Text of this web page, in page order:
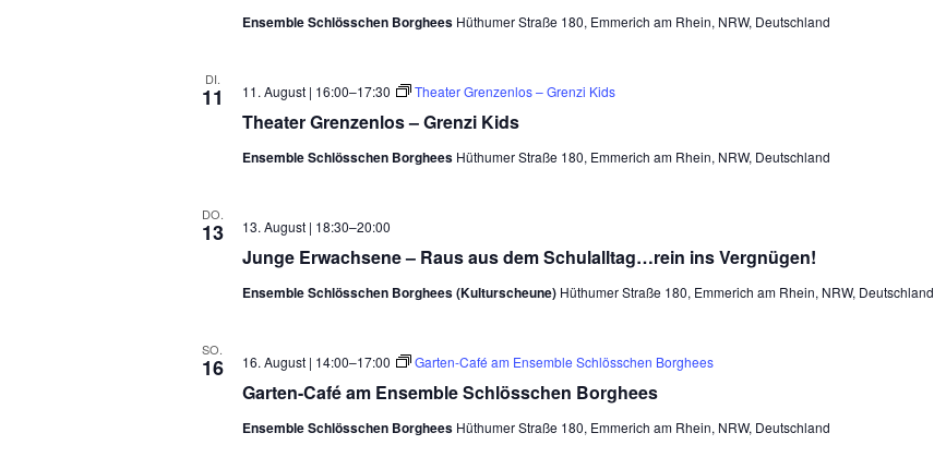
Ensemble Schlösschen Borghees Hüthumer Straße 180, Emmerich am Rhein, NRW, Deutschland
DI.
11
Theater Grenzenlos – Grenzi Kids
11. August | 16:00–17:30 Theater Grenzenlos – Grenzi Kids
Ensemble Schlösschen Borghees Hüthumer Straße 180, Emmerich am Rhein, NRW, Deutschland
DO.
13
Junge Erwachsene – Raus aus dem Schulalltag…rein ins Vergnügen!
13. August | 18:30–20:00
Ensemble Schlösschen Borghees (Kulturscheune) Hüthumer Straße 180, Emmerich am Rhein, NRW, Deutschland
SO.
16
Garten-Café am Ensemble Schlösschen Borghees
16. August | 14:00–17:00 Garten-Café am Ensemble Schlösschen Borghees
Ensemble Schlösschen Borghees Hüthumer Straße 180, Emmerich am Rhein, NRW, Deutschland